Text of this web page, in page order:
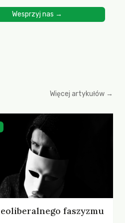
Wesprzyj nas →
Więcej artykułów →
faszyzmu